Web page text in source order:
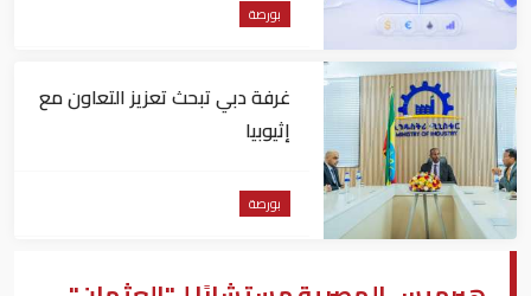
بورصة
غرفة دبي تبحث تعزيز التعاون مع
إثيوبيا
بورصة